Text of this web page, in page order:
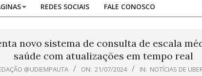
REDES SOCIAIS FALE CONOSCO
novo sistema de consulta de escala
saúde com atualizações em tempo real
@UDIEMPAUTA ON: 21/07/2024 IN: NOTÍCIAS DE